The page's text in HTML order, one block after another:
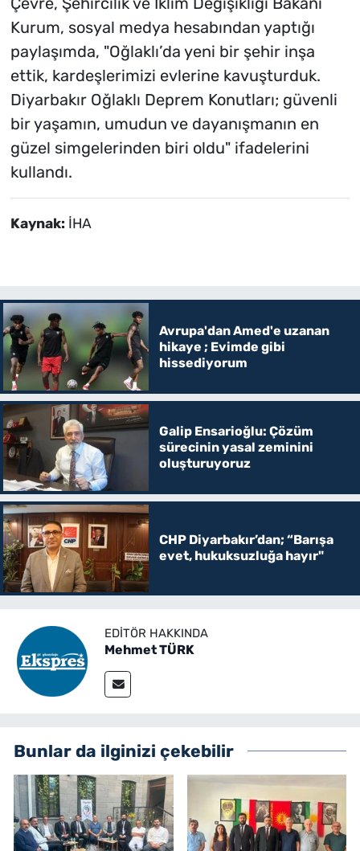
Kurum, sosyal medya hesabından yaptığı
paylaşımda, "Oğlaklı’da yeni bir şehir inşa
ettik, kardeşlerimizi evlerine kavuşturduk.
Diyarbakır Oğlaklı Deprem Konutları; güvenli
bir yaşamın, umudun ve dayanışmanın en
güzel simgelerinden biri oldu" ifadelerini
kullandı.
Kaynak: İHA
Avrupa'dan Amed'e uzanan
hikaye ; Evimde gibi
hissediyorum
Galip Ensarioğlu: Çözüm
sürecinin yasal zeminini
oluşturuyoruz
CHP Diyarbakır’dan; “Barışa
evet, hukuksuzluğa hayır"
EDITÖR HAKKINDA
Mehmet TÜRK
Bunlar da ilginizi çekebilir